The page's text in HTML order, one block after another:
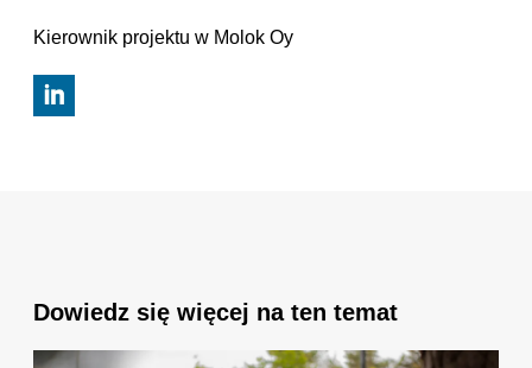
Kierownik projektu w Molok Oy
Dowiedz się więcej na ten temat